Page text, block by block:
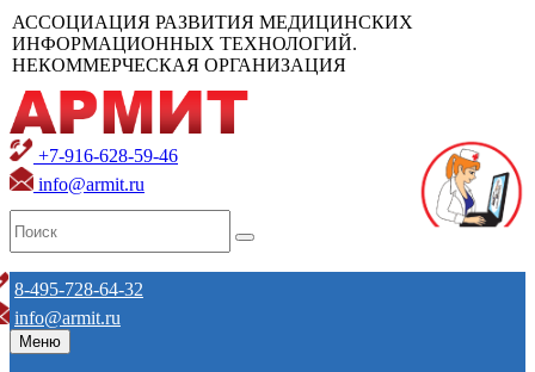
АССОЦИАЦИЯ РАЗВИТИЯ МЕДИЦИНСКИХ
ИНФОРМАЦИОННЫХ ТЕХНОЛОГИЙ.
НЕКОММЕРЧЕСКАЯ ОРГАНИЗАЦИЯ
+7-916-628-59-46
info@armit.ru
8-495-728-64-32
info@armit.ru
Меню